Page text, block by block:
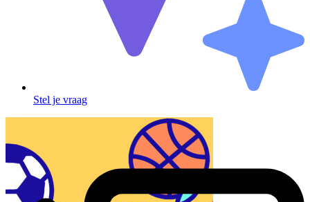
Stel je vraag